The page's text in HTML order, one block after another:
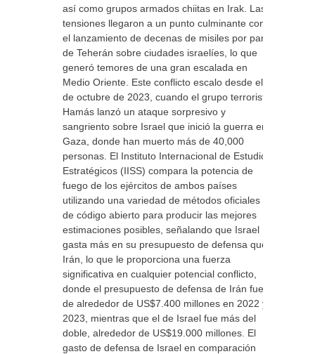
así como grupos armados chiitas en Irak. Las
tensiones llegaron a un punto culminante con
el lanzamiento de decenas de misiles por parte
de Teherán sobre ciudades israelíes, lo que
generó temores de una gran escalada en
Medio Oriente. Este conflicto escalo desde el 7
de octubre de 2023, cuando el grupo terrorista
Hamás lanzó un ataque sorpresivo y
sangriento sobre Israel que inició la guerra en
Gaza, donde han muerto más de 40,000
personas. El Instituto Internacional de Estudios
Estratégicos (IISS) compara la potencia de
fuego de los ejércitos de ambos países
utilizando una variedad de métodos oficiales y
de código abierto para producir las mejores
estimaciones posibles, señalando que Israel
gasta más en su presupuesto de defensa que
Irán, lo que le proporciona una fuerza
significativa en cualquier potencial conflicto,
donde el presupuesto de defensa de Irán fue
de alrededor de US$7.400 millones en 2022 y
2023, mientras que el de Israel fue más del
doble, alrededor de US$19.000 millones. El
gasto de defensa de Israel en comparación